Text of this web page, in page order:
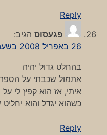
Reply
פגעסוס הגיב:
26 באפריל 2008 בשעה 9:56
בהחלט גדול יהיה
אתמול שכבתי על
איתי, אז הוא קפץ לי
כשהוא יגדל והוא
Reply